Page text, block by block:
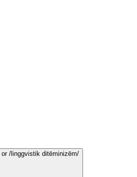
or /linggvistik ditēminizēm/